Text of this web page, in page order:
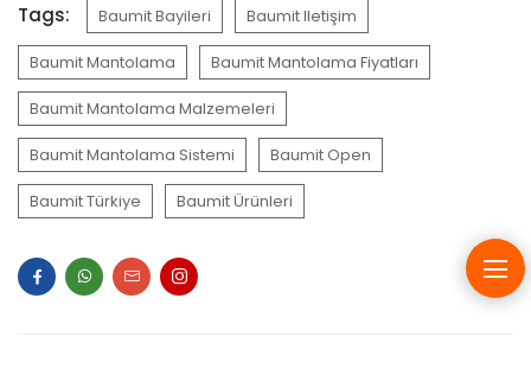
Tags: Baumit Bayileri Baumit Iletişim
Baumit Mantolama Baumit Mantolama Fiyatları
Baumit Mantolama Malzemeleri
Baumit Mantolama Sistemi Baumit Open
Baumit Türkiye Baumit Ürünleri